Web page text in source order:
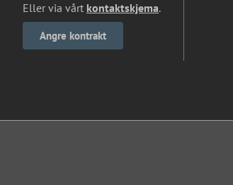
Eller via vårt kontaktskjema.
Angre kontrakt